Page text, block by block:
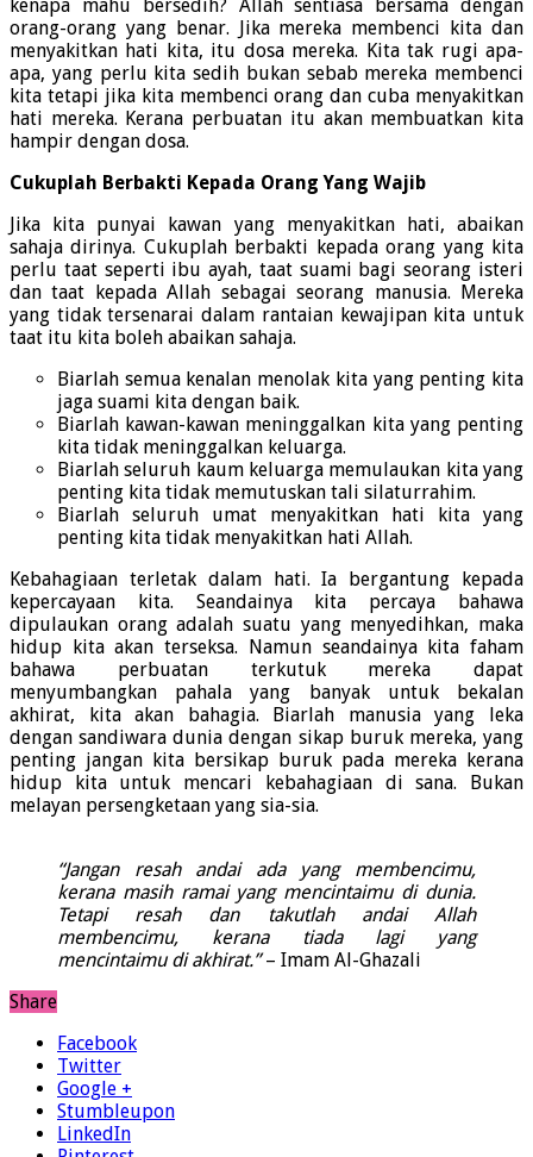
kenapa mahu bersedih? Allah sentiasa bersama dengan
orang-orang yang benar. Jika mereka membenci kita dan
menyakitkan hati kita, itu dosa mereka. Kita tak rugi apa-
apa, yang perlu kita sedih bukan sebab mereka membenci
kita tetapi jika kita membenci orang dan cuba menyakitkan
hati mereka. Kerana perbuatan itu akan membuatkan kita
hampir dengan dosa.
Cukuplah Berbakti Kepada Orang Yang Wajib
Jika kita punyai kawan yang menyakitkan hati, abaikan
sahaja dirinya. Cukuplah berbakti kepada orang yang kita
perlu taat seperti ibu ayah, taat suami bagi seorang isteri
dan taat kepada Allah sebagai seorang manusia. Mereka
yang tidak tersenarai dalam rantaian kewajipan kita untuk
taat itu kita boleh abaikan sahaja.
Biarlah semua kenalan menolak kita yang penting kita
jaga suami kita dengan baik.
Biarlah kawan-kawan meninggalkan kita yang penting
kita tidak meninggalkan keluarga.
Biarlah seluruh kaum keluarga memulaukan kita yang
penting kita tidak memutuskan tali silaturrahim.
Biarlah seluruh umat menyakitkan hati kita yang
penting kita tidak menyakitkan hati Allah.
Kebahagiaan terletak dalam hati. Ia bergantung kepada
kepercayaan kita. Seandainya kita percaya bahawa
dipulaukan orang adalah suatu yang menyedihkan, maka
hidup kita akan terseksa. Namun seandainya kita faham
bahawa perbuatan terkutuk mereka dapat
menyumbangkan pahala yang banyak untuk bekalan
akhirat, kita akan bahagia. Biarlah manusia yang leka
dengan sandiwara dunia dengan sikap buruk mereka, yang
penting jangan kita bersikap buruk pada mereka kerana
hidup kita untuk mencari kebahagiaan di sana. Bukan
melayan persengketaan yang sia-sia.
“Jangan resah andai ada yang membencimu,
kerana masih ramai yang mencintaimu di dunia.
Tetapi resah dan takutlah andai Allah
membencimu, kerana tiada lagi yang
mencintaimu di akhirat.”– Imam Al-Ghazali
Share
Facebook
Twitter
Google +
Stumbleupon
LinkedIn